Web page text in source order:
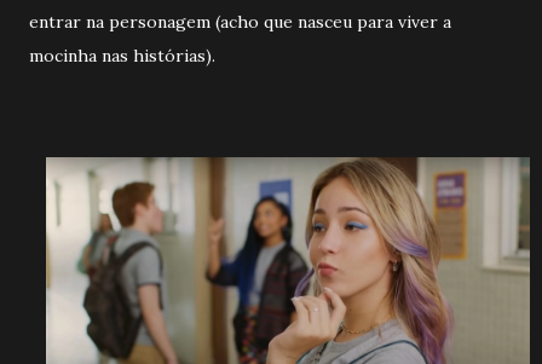
entrar na personagem (acho que nasceu para viver a
mocinha nas histórias).